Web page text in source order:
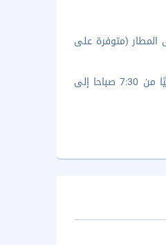
(متوفرة على
تمتّع بتناول وجبة رائعة في المطعم الواقع في هوشينو ريزورتس كاي أونزين. يتم تقديم فطور ياباني مجانًا يوميًا من 7:30 صباحا إلى